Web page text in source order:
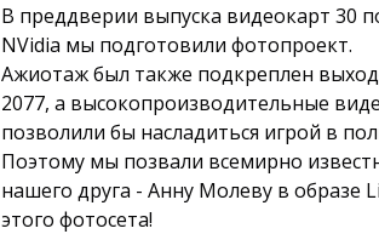
В преддверии выпуска видеокарт 30
NVidia мы подготовили фотопроект.
Ажиотаж был также подкреплен
2077, а высокопроизводительные
позволили бы насладиться игрой в
Поэтому мы позвали всемирно
нашего друга - Анну Молеву в образе
этого фотосета!